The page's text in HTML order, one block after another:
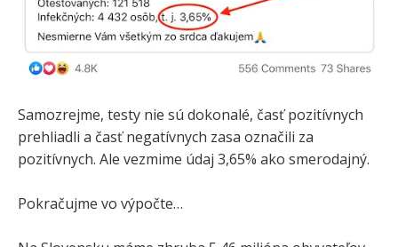
Samozrejme, testy nie sú dokonalé, časť pozitívnych
prehliadli a časť negatívnych zasa označili za
pozitívnych. Ale vezmime údaj 3,65% ako smerodajný.
Pokračujme vo výpočte…